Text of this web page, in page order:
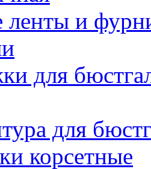
ленты и
для
для
корсетные